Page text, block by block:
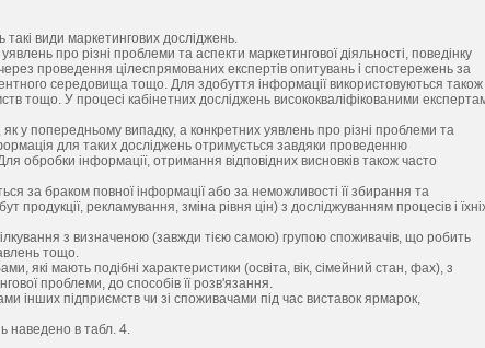
такі види маркетингових досліджень.
про різні проблеми та аспекти маркетингової діяльності, поведінку
проведення цілеспрямованих експертів опитувань і спостережень за
середовища тощо. Для здобуття інформації використовуються також
тощо. У процесі кабінетних досліджень висококваліфікованими
у попередньому випадку, а конкретних уявлень про різні проблеми та
для таких досліджень отримується завдяки проведенню
обробки інформації, отримання відповідних висновків також часто
за браком повної інформації або за неможливості її збирання та
продукції, рекламування, зміна рівня цін) з досліджуванням процесів і
з визначеною (завжди тією самою) групою споживачів, що робить
тощо.
які мають подібні характеристики (освіта, вік, сімейний стан, фах), з
проблеми, до способів її розв'язання.
інших підприємств чи зі споживачами під час виставок ярмарок,
наведено в табл. 4.